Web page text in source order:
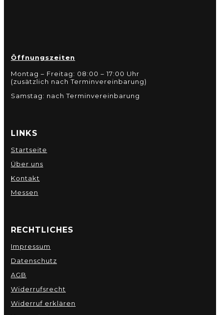
Öffnungszeiten
Montag – Freitag: 08:00 – 17:00 Uhr
(zusätzlich nach Terminvereinbarung)
Samstag: nach Terminvereinbarung
LINKS
Startseite
Über uns
Kontakt
Messen
RECHTLICHES
Impressum
Datenschutz
AGB
Widerrufsrecht
Widerruf erklären